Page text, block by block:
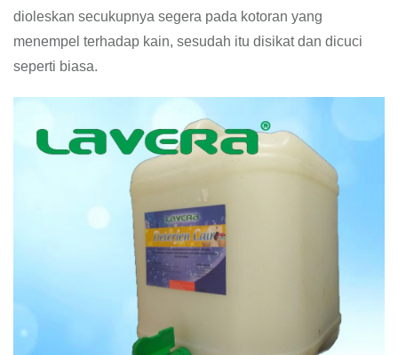
dioleskan secukupnya segera pada kotoran yang
menempel terhadap kain, sesudah itu disikat dan dicuci
seperti biasa.